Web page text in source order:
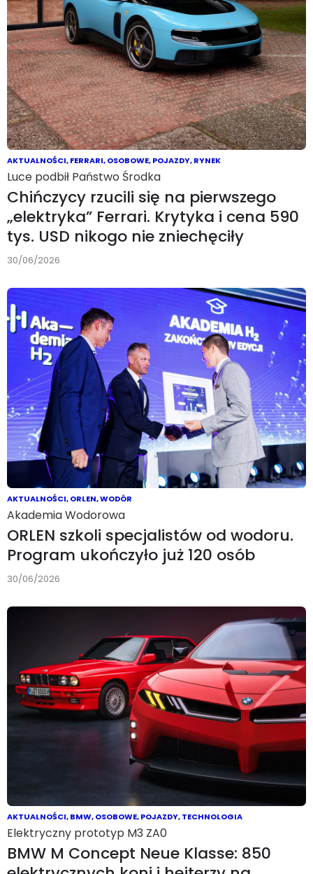
AKTUALNOŚCI,FERRARI,OSOBOWE,POJAZDY,RYNEK
Luce podbił Państwo Środka
Chińczycy rzucili się na pierwszego
„elektryka” Ferrari. Krytyka i cena 590
tys. USD nikogo nie zniechęciły
30/06/2026
AKTUALNOŚCI,ORLEN,WODÓR
Akademia Wodorowa
ORLEN szkoli specjalistów od wodoru.
Program ukończyło już 120 osób
30/06/2026
AKTUALNOŚCI,BMW,OSOBOWE,POJAZDY,TECHNOLOGIA
Elektryczny prototyp M3 ZA0
BMW M Concept Neue Klasse: 850